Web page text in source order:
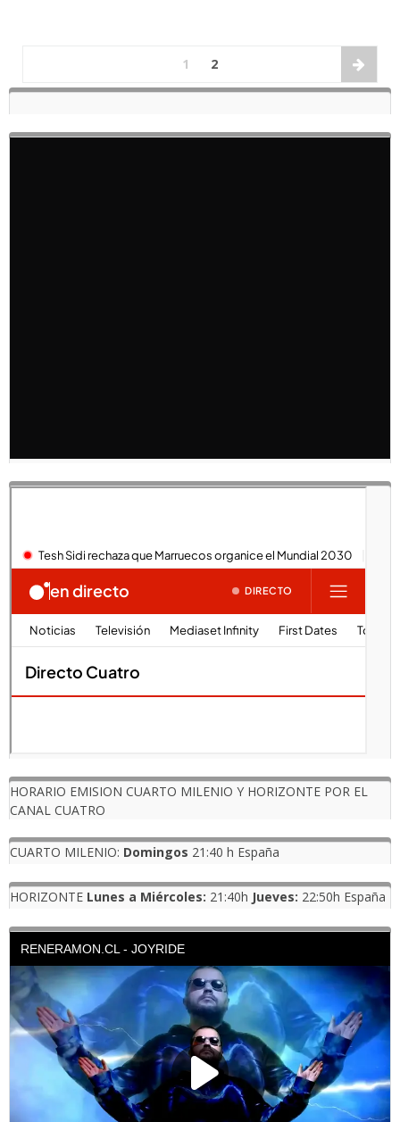
1 2
HORARIO EMISION CUARTO MILENIO Y HORIZONTE POR EL
CANAL CUATRO
CUARTO MILENIO: Domingos 21:40 h España
HORIZONTE Lunes a Miércoles: 21:40h Jueves: 22:50h España